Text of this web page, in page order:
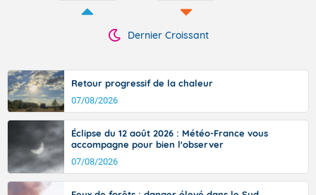
Dernier Croissant
Retour progressif de la chaleur
07/08/2026
Éclipse du 12 août 2026 : Météo-France vous
accompagne pour bien l'observer
07/08/2026